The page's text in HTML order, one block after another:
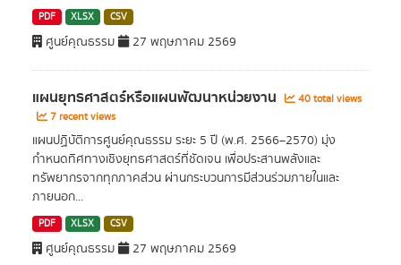
PDF XLSX CSV
ศูนย์คุณธรรม 27 พฤษภาคม 2569
แผนยุทธศาสตร์หรือแผนพัฒนาหน่วยงาน
40 total views
7 recent views
แผนปฏิบัติการศูนย์คุณธรรม ระยะ 5 ปี (พ.ศ. 2566–2570) มุ่ง
กำหนดทิศทางเชิงยุทธศาสตร์ที่ชัดเจน เพื่อประสานพลังและ
ทรัพยากรจากทุกภาคส่วน ผ่านกระบวนการมีส่วนร่วมภายในและ
ภายนอก...
PDF XLSX CSV
ศูนย์คุณธรรม 27 พฤษภาคม 2569